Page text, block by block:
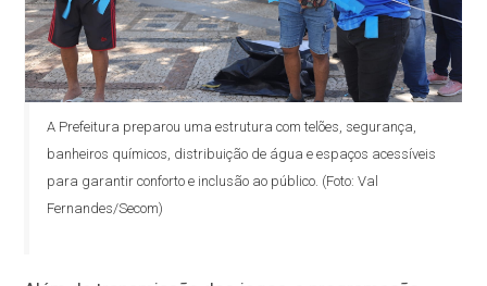
A Prefeitura preparou uma estrutura com telões, segurança,
banheiros químicos, distribuição de água e espaços acessíveis
para garantir conforto e inclusão ao público. (Foto: Val
Fernandes/Secom)